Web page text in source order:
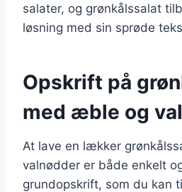
salater, og grønkålssalat
løsning med sin sprøde
Opskrift på
med æble og
At lave en lækker
valnødder er både enkelt
grundopskrift, som du kan